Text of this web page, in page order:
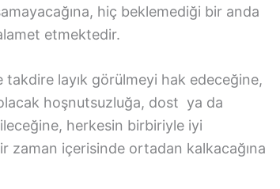
hiç beklemediği bir anda
etmektedir.
takdire layık görülmeyi hak edeceğine,
hoşnutsuzluğa, dost ya da
herkesin birbiriyle iyi
zaman içerisinde ortadan kalkacağına